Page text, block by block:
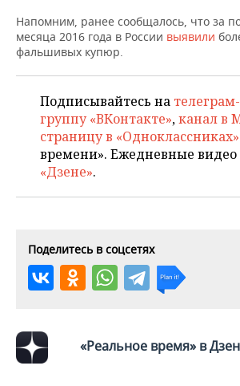
ONLINE-КОНФЕРЕНЦИИ
ОТКРЫТАЯ ЛЕКЦИЯ
ХОККЕЙ
БАСКЕТБОЛ
КИБЕРСПОРТ
ФИГУРНОЕ КАТАНИЕ
ВОДНЫЕ ВИДЫ СПОРТА
ВЛАСТЬ
ИНФРАСТРУКТУРА
КУЛЬТУРА
МЕДИЦИНА
ОБРАЗОВАНИЕ
СЮЖЕТЫ
СПРАВОЧНИК
СПИСОК КОМПАНИЙ
Напомним, ранее сообщалось, что за
месяца 2016 года в России выявили
фальшивых купюр.
Подписывайтесь на
группу «ВКонтакте»,канал в
страницу в «Одноклассниках»
времени». Ежедневные видео
«Дзене».
Поделитесь в соцсетях
«Реальное время» в Дзен